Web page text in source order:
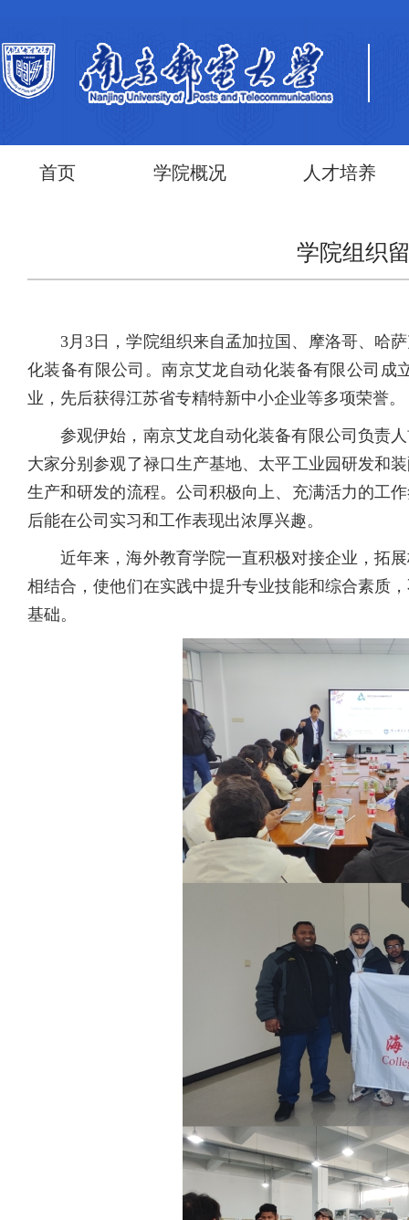
首页 学院概况 人才培养
学院组织
3月3日，学院组织来自孟加拉国、摩洛哥、哈
化装备有限公司。南京艾龙自动化装备有限公司成
业，先后获得江苏省专精特新中小企业等多项荣誉。
参观伊始，南京艾龙自动化装备有限公司负责
大家分别参观了禄口生产基地、太平工业园研发和
生产和研发的流程。公司积极向上、充满活力的工
后能在公司实习和工作表现出浓厚兴趣。
近年来，海外教育学院一直积极对接企业，拓
相结合，使他们在实践中提升专业技能和综合素质
基础。